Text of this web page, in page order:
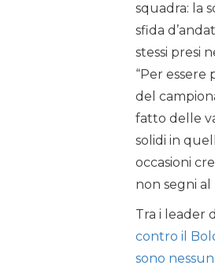
squadra: la
sfida
stessi presi
“Per essere
del
fatto delle
solidi in
occasioni
non segni al
Tra i leader
contro il
sono